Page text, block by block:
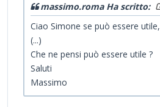
massimo.roma Ha scritto:
Ciao Simone se può essere utile,
(...)
Che ne pensi può essere utile ?
Saluti
Massimo